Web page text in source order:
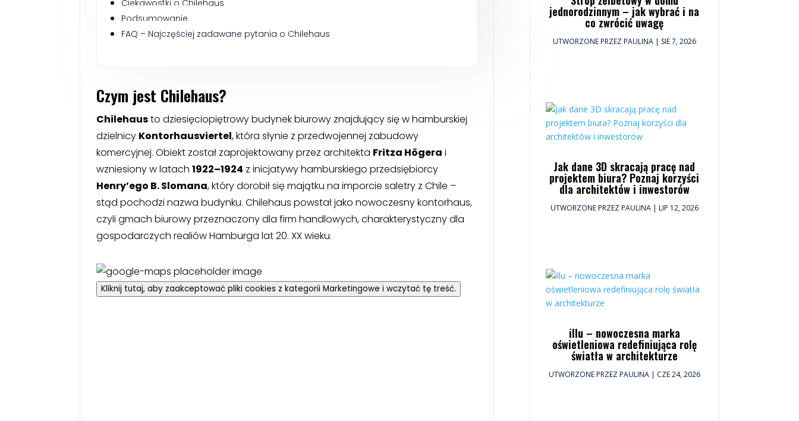
Ciekawostki o Chilehaus
Podsumowanie
FAQ – Najczęściej zadawane pytania o Chilehaus
Czym jest Chilehaus?
Chilehausto dziesięciopiętrowy budynek biurowy znajdujący się w hamburskiej
dzielnicy Kontorhausviertel, która słynie z przedwojennej zabudowy
komercyjnej. Obiekt został zaprojektowany przez architekta Fritza Högera i
wzniesiony w latach1922–1924 z inicjatywy hamburskiego przedsiębiorcy
Henry’ego B. Slomana, który dorobił się majątku na imporcie saletry z Chile –
stąd pochodzi nazwa budynku. Chilehaus powstał jako nowoczesny kontorhaus,
czyli gmach biurowy przeznaczony dla firm handlowych, charakterystyczny dla
gospodarczych realiów Hamburga lat 20. XX wieku.
Kliknij tutaj, aby zaakceptować pliki cookies z kategorii Marketingowe i wczytać tę treść.
jednorodzinnym – jak wybrać i na
co zwrócić uwagę
UTWORZONE PRZEZPAULINA| SIE 7, 2026
Jak dane 3D skracają pracę nad
projektem biura? Poznaj korzyści
dla architektów i inwestorów
UTWORZONE PRZEZPAULINA| LIP 12, 2026
illu – nowoczesna marka
oświetleniowa redefiniująca rolę
światła w architekturze
UTWORZONE PRZEZPAULINA| CZE 24, 2026